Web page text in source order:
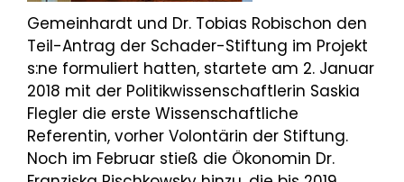
Gemeinhardt und Dr. Tobias Robischon den
Teil-Antrag der Schader-Stiftung im Projekt
s:ne formuliert hatten, startete am 2. Januar
2018 mit der Politikwissenschaftlerin Saskia
Flegler die erste Wissenschaftliche
Referentin, vorher Volontärin der Stiftung.
Noch im Februar stieß die Ökonomin Dr.